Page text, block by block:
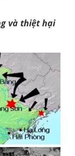
và thiệt hại